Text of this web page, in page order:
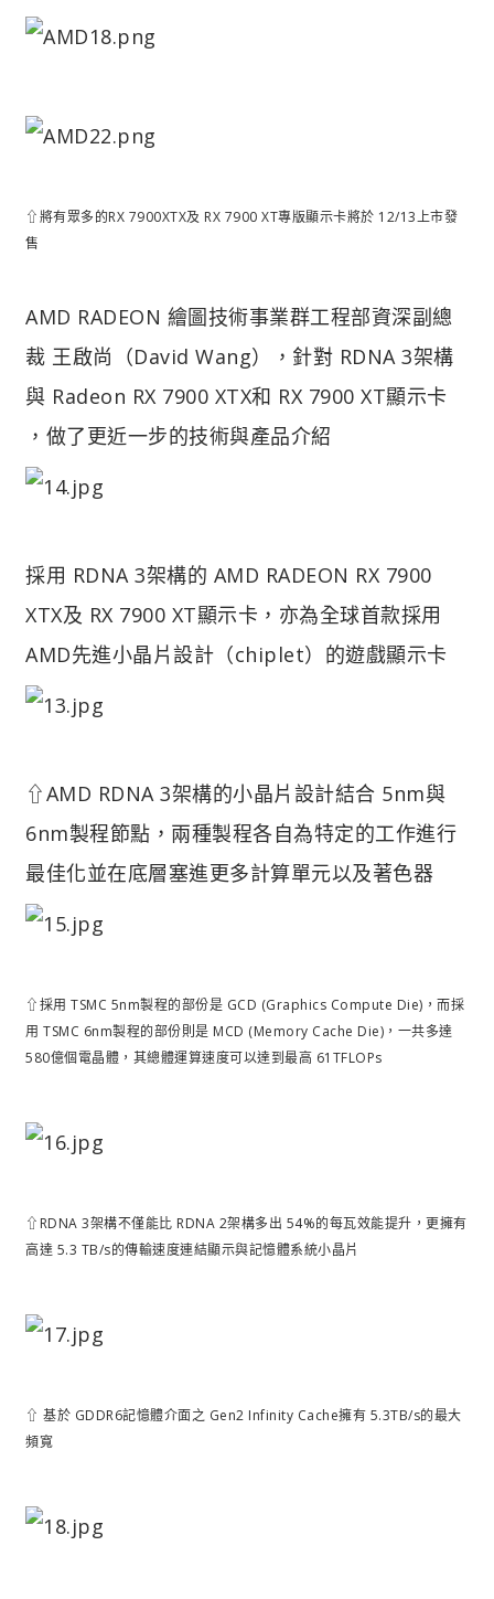
⇧將有眾多的RX 7900XTX及 RX 7900 XT專版顯示卡將於 12/13上市發
售
AMD RADEON 繪圖技術事業群工程部資深副總
裁 王啟尚（David Wang），針對 RDNA 3架構
與 Radeon RX 7900 XTX和 RX 7900 XT顯示卡
，做了更近一步的技術與產品介紹
採用 RDNA 3架構的 AMD RADEON RX 7900
XTX及 RX 7900 XT顯示卡，亦為全球首款採用
AMD先進小晶片設計（chiplet）的遊戲顯示卡
⇧AMD RDNA 3架構的小晶片設計結合 5nm與
6nm製程節點，兩種製程各自為特定的工作進行
最佳化並在底層塞進更多計算單元以及著色器
⇧採用 TSMC 5nm製程的部份是 GCD (Graphics Compute Die)，而採
用 TSMC 6nm製程的部份則是 MCD (Memory Cache Die)，一共多達
580億個電晶體，其總體運算速度可以達到最高 61TFLOPs
⇧RDNA 3架構不僅能比 RDNA 2架構多出 54%的每瓦效能提升，更擁有
高達 5.3 TB/s的傳輸速度連結顯示與記憶體系統小晶片
⇧ 基於 GDDR6記憶體介面之 Gen2 Infinity Cache擁有 5.3TB/s的最大
頻寬